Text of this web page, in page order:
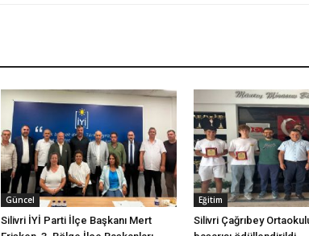
Güncel
Silivri İYİ Parti İlçe Başkanı Mert
Eğitim
Silivri Çağrıbey